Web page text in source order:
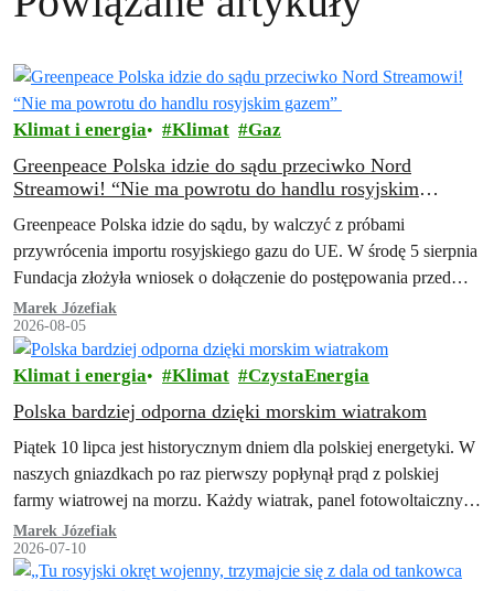
Klimat i energia Klimat Gaz
Greenpeace Polska idzie do sądu przeciwko Nord
Streamowi! “Nie ma powrotu do handlu rosyjskim
Greenpeace Polska idzie do sądu, by walczyć z próbami
przywrócenia importu rosyjskiego gazu do UE. W środę 5 sierpnia
Fundacja złożyła wniosek o dołączenie do postępowania przed
Trybunałem Sprawiedliwości Unii…
Marek Józefiak
2026-08-05
Klimat i energia Klimat CzystaEnergia
Polska bardziej odporna dzięki morskim wiatrakom
Piątek 10 lipca jest historycznym dniem dla polskiej energetyki. W
naszych gniazdkach po raz pierwszy popłynął prąd z polskiej
farmy wiatrowej na morzu. Każdy wiatrak, panel fotowoltaiczny i
magazyn energii…
Marek Józefiak
2026-07-10